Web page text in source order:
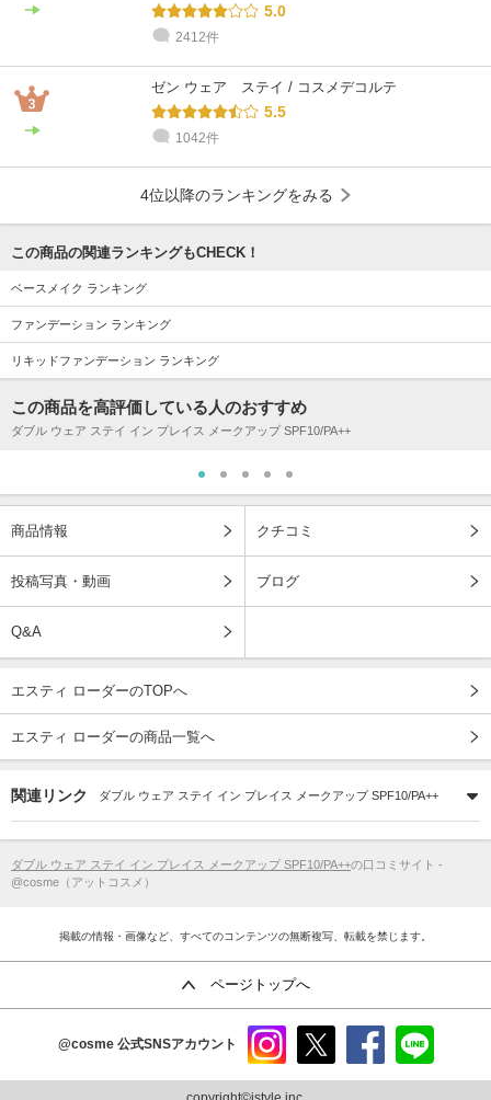
5.0
2412件
ゼン ウェア ステイ / コスメデコルテ
5.5
1042件
4位以降のランキングをみる
この商品の関連ランキングもCHECK！
ベースメイク ランキング
ファンデーション ランキング
リキッドファンデーション ランキング
この商品を高評価している人のおすすめ
ダブル ウェア ステイ イン プレイス メークアップ SPF10/PA++
商品情報 クチコミ
投稿写真・動画 ブログ
Q&A
エスティ ローダーのTOPへ
エスティ ローダーの商品一覧へ
関連リンク ダブル ウェア ステイ イン プレイス メークアップ SPF10/PA++
ダブル ウェア ステイ イン プレイス メークアップ SPF10/PA++の口コミサイト -
@cosme（アットコスメ）
掲載の情報・画像など、すべてのコンテンツの無断複写、転載を禁じます。
ページトップへ
@cosme 公式SNSアカウント
ram